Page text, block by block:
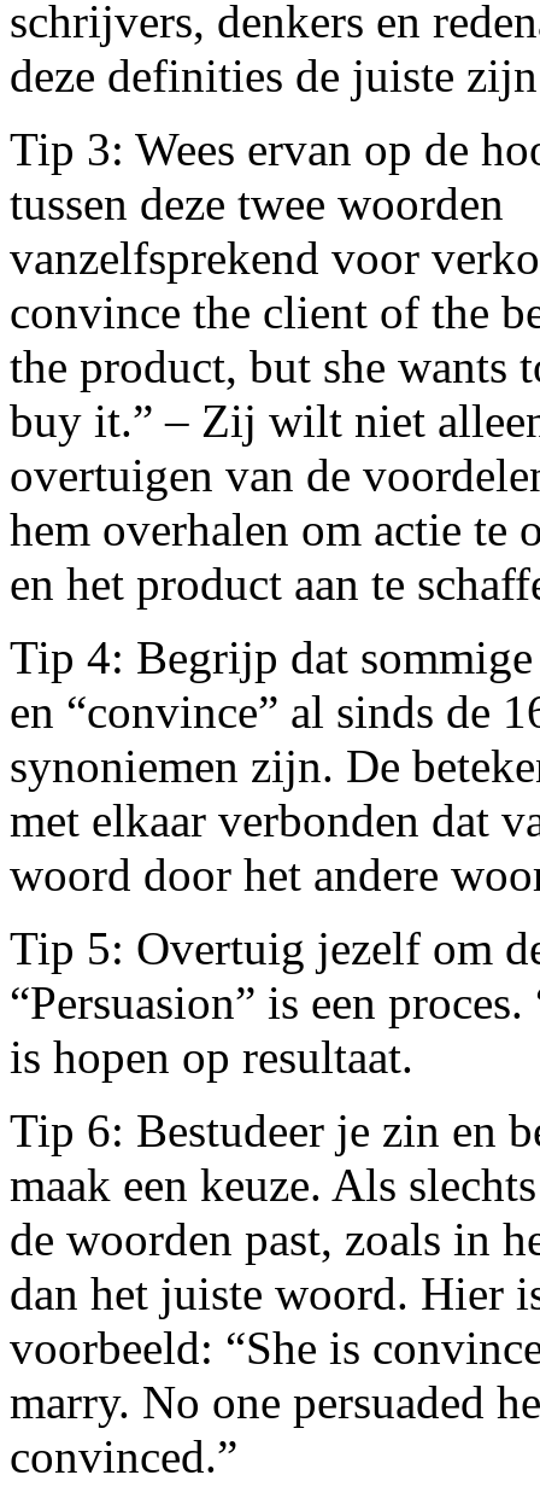
schrijvers, denkers en
deze definities de juiste
Tip 3: Wees ervan op de
tussen deze twee woorden
vanzelfsprekend voor
convince the client of the
the product, but she wants
buy it.” – Zij wilt niet
overtuigen van de
hem overhalen om actie te
en het product aan te
Tip 4: Begrijp dat sommige
en “convince” al sinds de
synoniemen zijn. De
met elkaar verbonden dat
woord door het andere
Tip 5: Overtuig jezelf om
“Persuasion” is een
is hopen op resultaat.
Tip 6: Bestudeer je zin en
maak een keuze. Als
de woorden past, zoals in
dan het juiste woord. Hier
voorbeeld: “She is
marry. No one persuaded
convinced.”